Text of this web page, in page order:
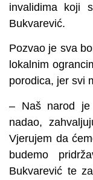
invalidima koji
Bukvarević.
Pozvao je sva
lokalnim
porodica, jer svi
– Naš narod
nadao,
Vjerujem da
budemo
Bukvarević te